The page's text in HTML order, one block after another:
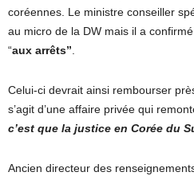
coréennes. Le ministre conseiller
au micro de la DW mais il a
“aux arrêts”
Celui-ci devrait ainsi rembourser
s’agit d’une affaire privée qui
c’est que la justice en Corée du
Ancien directeur des